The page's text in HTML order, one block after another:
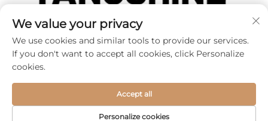
Autorské práva © 2026 spoločnosti SHAOXING
TANG CAI LEATHER CO., LTD -
Zásady ochrany
súkromia
We value your privacy
We use cookies and similar tools to provide our services.
If you don't want to accept all cookies, click Personalize
cookies.
Personalize cookies
Accept all